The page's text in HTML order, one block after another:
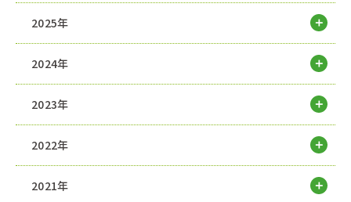
2025年
2024年
2023年
2022年
2021年